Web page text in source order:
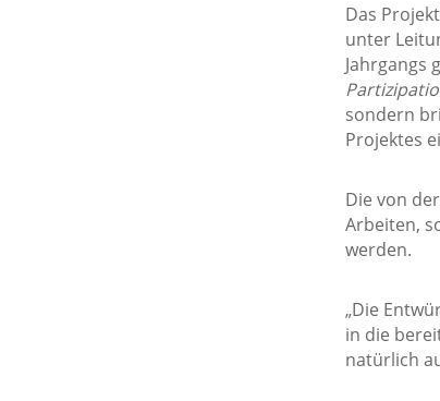
Das
unter
Jahrgangs
sondern
Projektes
Die von
Arbeiten,
werden.
„Die
in die
natürlich